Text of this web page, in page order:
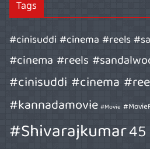
Tags
#cinisuddi #cinema #reels
#cinema #reels
#cinisuddi #cinema
#kannadamovie #Movie
#Shivarajkumar